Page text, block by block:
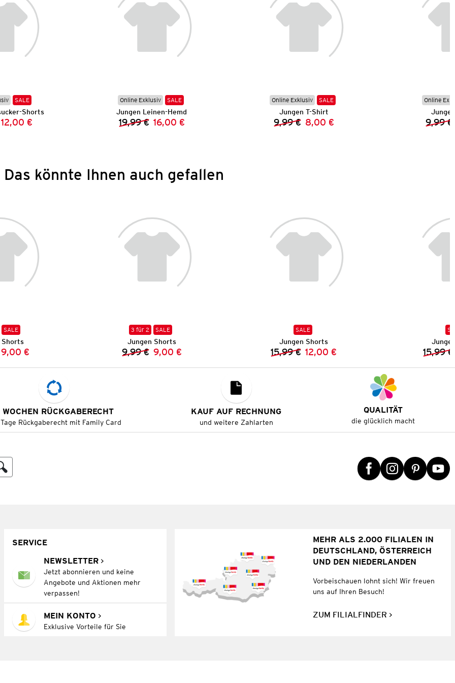
SALE
Shorts
Preis:
Preis:
12,00 €
Online Exklusiv SALE
Jungen Leinen-Hemd
Vorheriger Preis:
19,99 € Neuer Preis:
16,00 €
Online Exklusiv SALE
Jungen T-Shirt
Vorheriger Preis:
9,99 € Neuer Preis:
8,00 €
Online
9,99 €
Das könnte Ihnen auch gefallen
SALE
Shorts
Preis:
Preis:
9,00 €
3 für 2 SALE
Jungen Shorts
Vorheriger Preis:
9,99 € Neuer Preis:
9,00 €
SALE
Jungen Shorts
Vorheriger Preis:
15,99 € Neuer Preis:
12,00 € 15,99 €
RÜCKGABERECHT
Rückgaberecht mit Family Card
KAUF AUF RECHNUNG
und weitere Zahlarten
QUALITÄT
die glücklich macht
SERVICE
NEWSLETTER
Jetzt abonnieren und keine
Angebote und Aktionen mehr
verpassen!
MEIN KONTO
Exklusive Vorteile für Sie
MEHR ALS 2.000 FILIALEN IN
DEUTSCHLAND, ÖSTERREICH
UND DEN NIEDERLANDEN
Vorbeischauen lohnt sich! Wir freuen
uns auf Ihren Besuch!
ZUM FILIALFINDER